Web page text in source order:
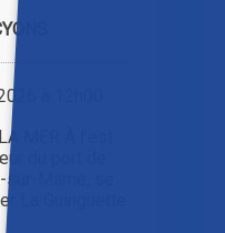
à 12h00
MER À l’est
du port de
Marne, se
La Guinguette